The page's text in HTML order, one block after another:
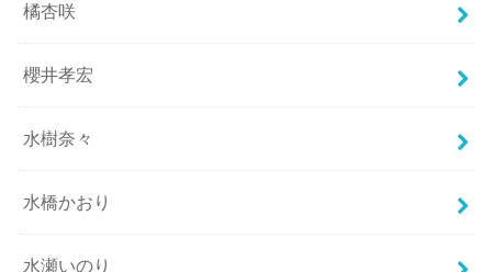
橘杏咲
櫻井孝宏
水樹奈々
水橋かおり
水瀬いのり